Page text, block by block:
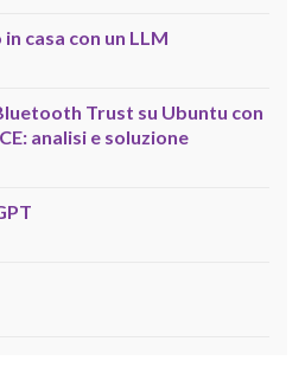
casa con un LLM
Trust su Ubuntu con
analisi e soluzione